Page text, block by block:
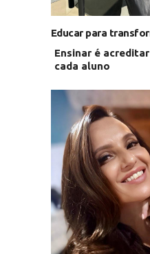
Educar para
Ensinar é
cada aluno